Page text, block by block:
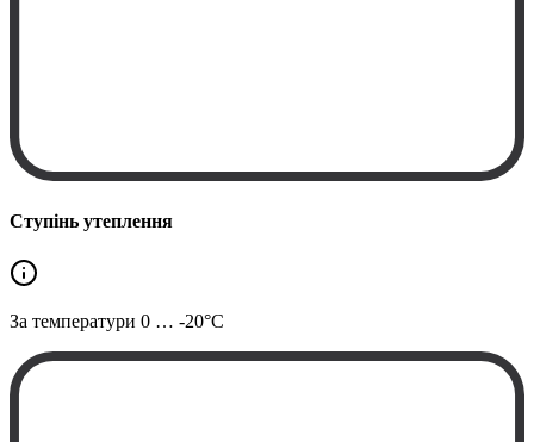
Ступінь утеплення
За температури 0 … -20°C